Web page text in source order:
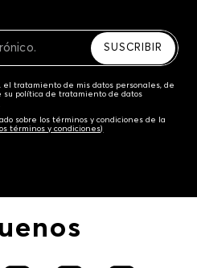
SUSCRIBIR
el tratamiento de mis datos personales, de
su política de tratamiento de datos
sobre los términos y condiciones de la
términos y condiciones)